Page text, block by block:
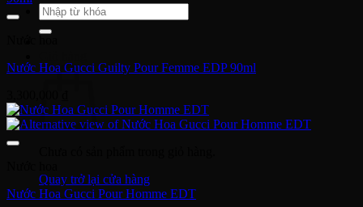
Tìm
kiếm:
Quay trở lại cửa hàng
Nước Hoa Gucci Guilty Pour Femme EDP 90ml
Nước Hoa Gucci Pour Homme EDT